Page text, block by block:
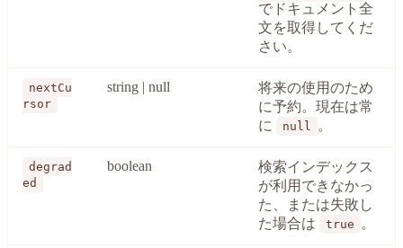
でドキュメント全
文を取得してくだ
さい。
nextCu
rsor
string | null
将来の使用のため
に予約。現在は常
に
null 。
degrad
ed
boolean
検索インデックス
が利用できなかっ
た、または失敗し
た場合は
true 。